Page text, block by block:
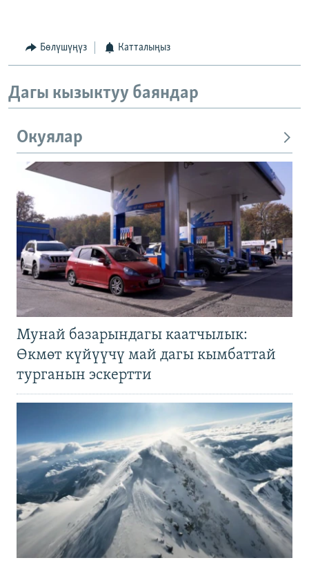
Бөлүшүңүз Катталыңыз
Дагы кызыктуу баяндар
Окуялар
Мунай базарындагы каатчылык:
Өкмөт күйүүчү май дагы кымбаттай
турганын эскертти